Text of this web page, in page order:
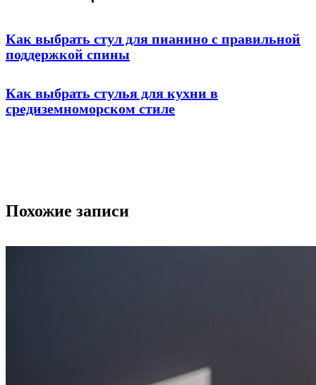
Как выбрать стул для пианино с правильной
поддержкой спины
Как выбрать стулья для кухни в
средиземноморском стиле
Похожие записи